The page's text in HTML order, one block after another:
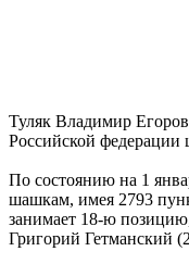
Туляк Владимир
Российской федерации
По состоянию на 1
шашкам, имея 2793
занимает 18-ю
Григорий Гетманский